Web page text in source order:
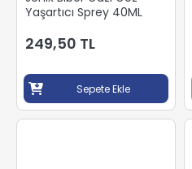
Yaşartıcı Sprey 40ML
249,50 TL
Sepete Ekle